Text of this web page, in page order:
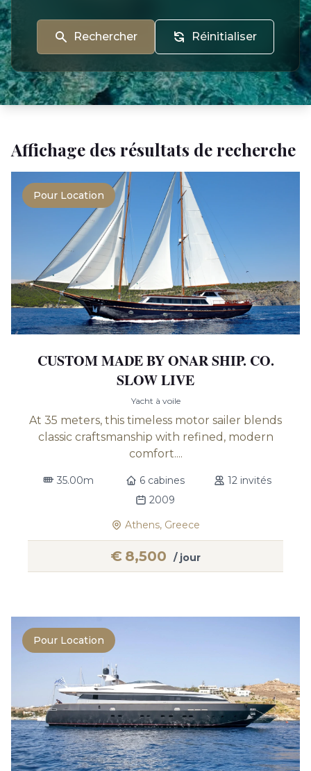
Rechercher Réinitialiser
Affichage des résultats de recherche
Pour Location
CUSTOM MADE BY ONAR SHIP. CO.
SLOW LIVE
Yacht à voile
At 35 meters, this timeless motor sailer blends
classic craftsmanship with refined, modern
comfort....
35.00m 6 cabines
12 invités
2009
Athens, Greece
€ 8,500 / jour
Pour Location